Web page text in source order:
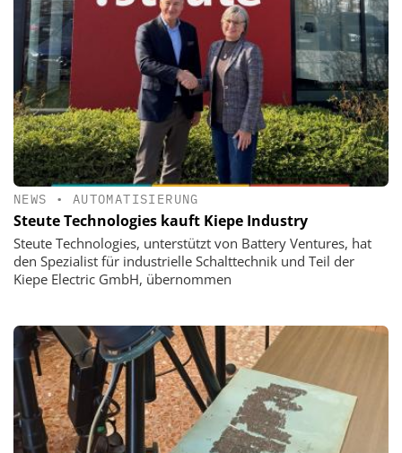
NEWS • AUTOMATISIERUNG
Steute Technologies kauft Kiepe Industry
Steute Technologies, unterstützt von Battery Ventures, hat
den Spezialist für industrielle Schalttechnik und Teil der
Kiepe Electric GmbH, übernommen